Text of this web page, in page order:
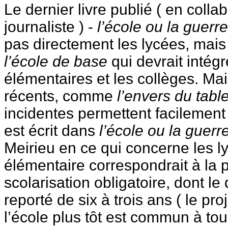
Le dernier livre publié ( en
journaliste ) - l’école ou la
pas directement les lycées,
l’école de base qui devrait
élémentaires et les collèges.
récents, comme l’envers du
incidentes permettent
est écrit dans l’école ou la
Meirieu en ce qui concerne les
élémentaire correspondrait à la
scolarisation obligatoire, dont le
reporté de six à trois ans ( le
l’école plus tôt est commun à